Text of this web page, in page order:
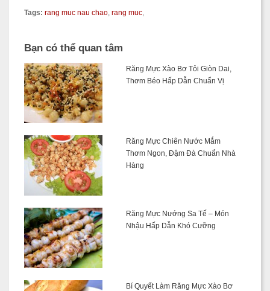
Tags: rang muc nau chao, rang muc,
Bạn có thể quan tâm
Răng Mực Xào Bơ Tỏi Giòn Dai,
Thơm Béo Hấp Dẫn Chuẩn Vị
Răng Mực Chiên Nước Mắm
Thơm Ngon, Đậm Đà Chuẩn Nhà
Hàng
Răng Mực Nướng Sa Tế – Món
Nhậu Hấp Dẫn Khó Cưỡng
Bí Quyết Làm Răng Mực Xào Bơ